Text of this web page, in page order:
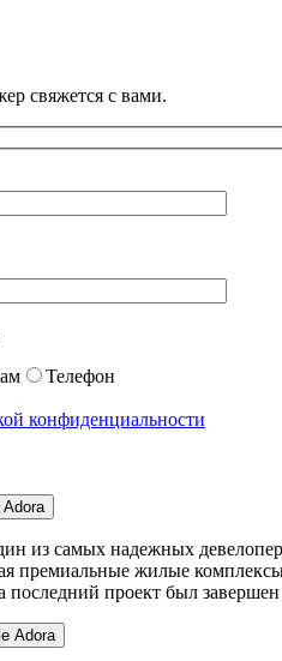
свяжется с вами.
Телефон
конфиденциальности
из самых надежных
премиальные жилые
последний проект был
Adora